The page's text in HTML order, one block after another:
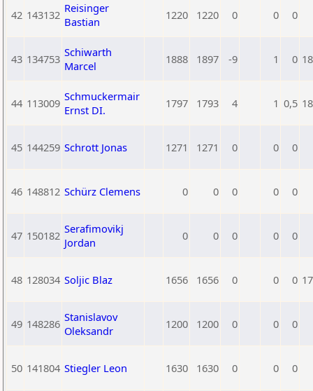
42 143132 Reisinger
Bastian
1220 1220 0 0 0
43 134753 Schiwarth
Marcel
1888 1897 -9 1 0
44 113009 Schmuckermair
Ernst DI.
1797 1793 4 1 0,5
45 144259 Schrott Jonas 1271 1271 0 0 0
46 148812 Schürz Clemens 0 0 0 0 0
47 150182 Serafimovikj
Jordan
0 0 0 0 0
48 128034 Soljic Blaz 1656 1656 0 0 0
49 148286 Stanislavov
Oleksandr
1200 1200 0 0 0
50 141804 Stiegler Leon 1630 1630 0 0 0